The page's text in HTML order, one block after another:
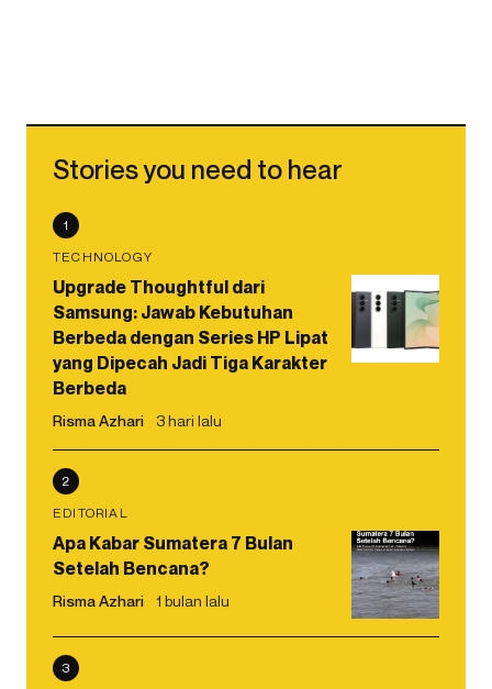
Stories you need to hear
1
TECHNOLOGY
Upgrade Thoughtful dari
Samsung: Jawab Kebutuhan
Berbeda dengan Series HP Lipat
yang Dipecah Jadi Tiga Karakter
Berbeda
Risma Azhari 3 hari lalu
2
EDITORIAL
Apa Kabar Sumatera 7 Bulan
Setelah Bencana?
Risma Azhari 1 bulan lalu
3